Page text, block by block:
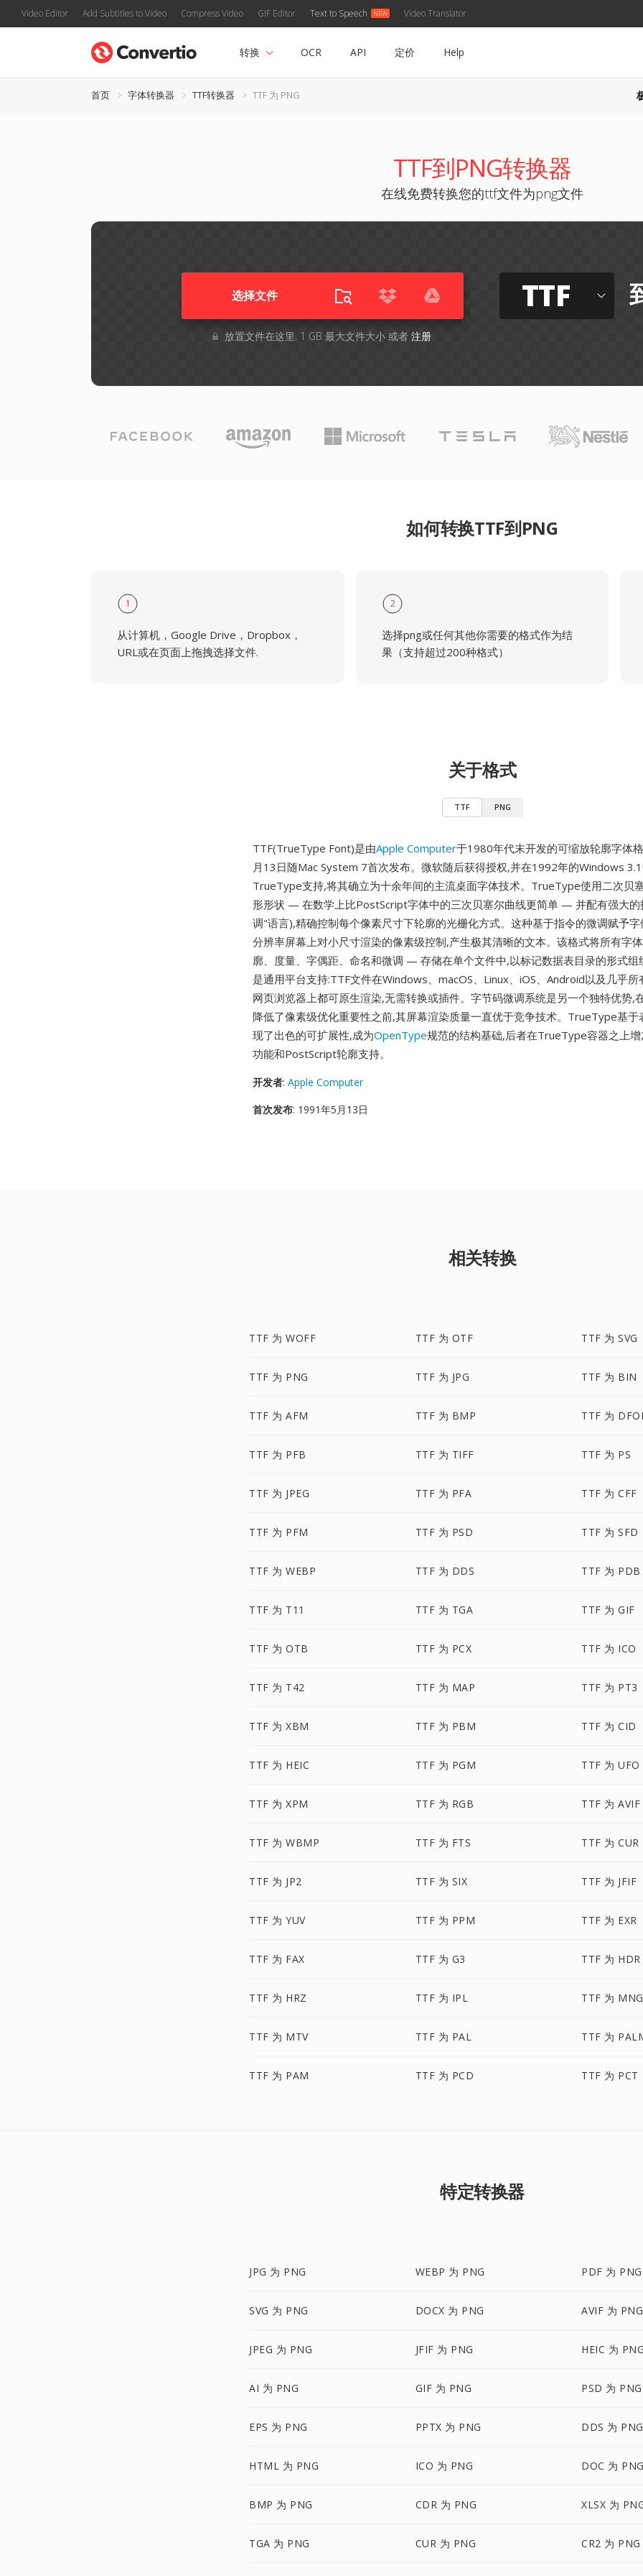
Video Editor Add Subtitles to Video Compress Video GIF Editor Text to Speech Video Translator
转换 OCR API 定价 Help
首页 字体转换器 TTF转换器 TTF 为 PNG
TTF到PNG转换器
在线免费转换您的ttf文件为png文件
选择文件
放置文件在这里. 1 GB 最大文件大小 或者 注册
TTF
如何转换TTF到PNG
1
从计算机，Google Drive，Dropbox，
URL或在页面上拖拽选择文件.
2
选择png或任何其他你需要的格式作为结
果（支持超过200种格式）
关于格式
TTF PNG
TTF(TrueType Font)是由Apple Computer于1980年代末开发的可缩放轮廓字体
月13日随Mac System 7首次发布。微软随后获得授权,并在1992年的Windows
TrueType支持,将其确立为十余年间的主流桌面字体技术。TrueType使用二次贝
形形状 — 在数学上比PostScript字体中的三次贝塞尔曲线更简单 — 并配有强大的
调"语言),精确控制每个像素尺寸下轮廓的光栅化方式。这种基于指令的微调赋予
分辨率屏幕上对小尺寸渲染的像素级控制,产生极其清晰的文本。该格式将所有字
廓、度量、字偶距、命名和微调 — 存储在单个文件中,以标记数据表目录的形式组
是通用平台支持:TTF文件在Windows、macOS、Linux、iOS、Android以及几乎所
网页浏览器上都可原生渲染,无需转换或插件。字节码微调系统是另一个独特优势,
降低了像素级优化重要性之前,其屏幕渲染质量一直优于竞争技术。TrueType基于
现了出色的可扩展性,成为OpenType规范的结构基础,后者在TrueType容器之上
功能和PostScript轮廓支持。
开发者: Apple Computer
首次发布: 1991年5月13日
相关转换
TTF 为 WOFF TTF 为 OTF TTF 为 SVG
TTF 为 PNG TTF 为 JPG TTF 为 BIN
TTF 为 AFM TTF 为 BMP TTF 为
TTF 为 PFB TTF 为 TIFF TTF 为 PS
TTF 为 JPEG TTF 为 PFA TTF 为 CFF
TTF 为 PFM TTF 为 PSD TTF 为 SFD
TTF 为 WEBP TTF 为 DDS TTF 为 PDB
TTF 为 T11 TTF 为 TGA TTF 为 GIF
TTF 为 OTB TTF 为 PCX TTF 为 ICO
TTF 为 T42 TTF 为 MAP TTF 为 PT3
TTF 为 XBM TTF 为 PBM TTF 为 CID
TTF 为 HEIC TTF 为 PGM TTF 为 UFO
TTF 为 XPM TTF 为 RGB TTF 为 AVIF
TTF 为 WBMP TTF 为 FTS TTF 为 CUR
TTF 为 JP2 TTF 为 SIX TTF 为 JFIF
TTF 为 YUV TTF 为 PPM TTF 为 EXR
TTF 为 FAX TTF 为 G3 TTF 为 HDR
TTF 为 HRZ TTF 为 IPL TTF 为 MNG
TTF 为 MTV TTF 为 PAL TTF 为
TTF 为 PAM TTF 为 PCD TTF 为 PCT
特定转换器
JPG 为 PNG WEBP 为 PNG PDF 为 PNG
SVG 为 PNG DOCX 为 PNG AVIF 为 PNG
JPEG 为 PNG JFIF 为 PNG HEIC 为
AI 为 PNG GIF 为 PNG PSD 为 PNG
EPS 为 PNG PPTX 为 PNG DDS 为 PNG
HTML 为 PNG ICO 为 PNG DOC 为
BMP 为 PNG CDR 为 PNG XLSX 为
TGA 为 PNG CUR 为 PNG CR2 为 PNG